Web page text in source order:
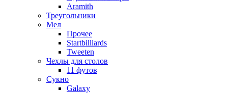
Aramith
Треугольники
Мел
Прочее
Startbilliards
Tweeten
Чехлы для столов
11 футов
Сукно
Galaxy